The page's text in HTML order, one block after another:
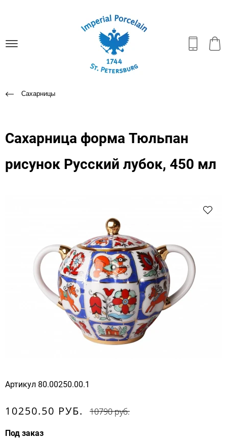
Сахарницы
Сахарница форма Тюльпан
рисунок Русский лубок, 450 мл
Артикул 80.00250.00.1
10250.50 РУБ. 10790 руб.
Под заказ